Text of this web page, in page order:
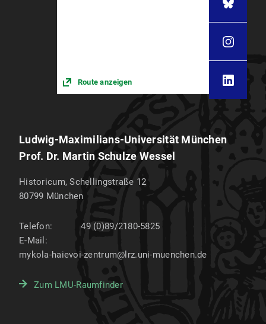
Route anzeigen
Ludwig-Maximilians-Universität München
Prof. Dr. Martin Schulze Wessel
Historicum, Schellingstraße 12
80799 München
Telefon:
49 (0)89/2180-5825
E-Mail:
mykola-haievoi-zentrum@lrz.uni-muenchen.de
Zum LMU-Raumfinder